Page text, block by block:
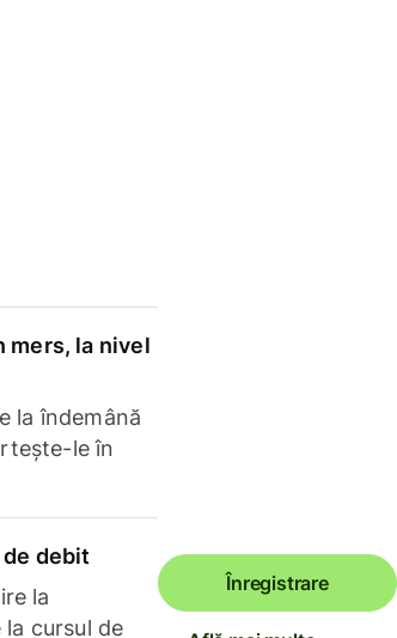
mers, la nivel
la îndemână
le în
debit
la
cursul de
Înregistrare